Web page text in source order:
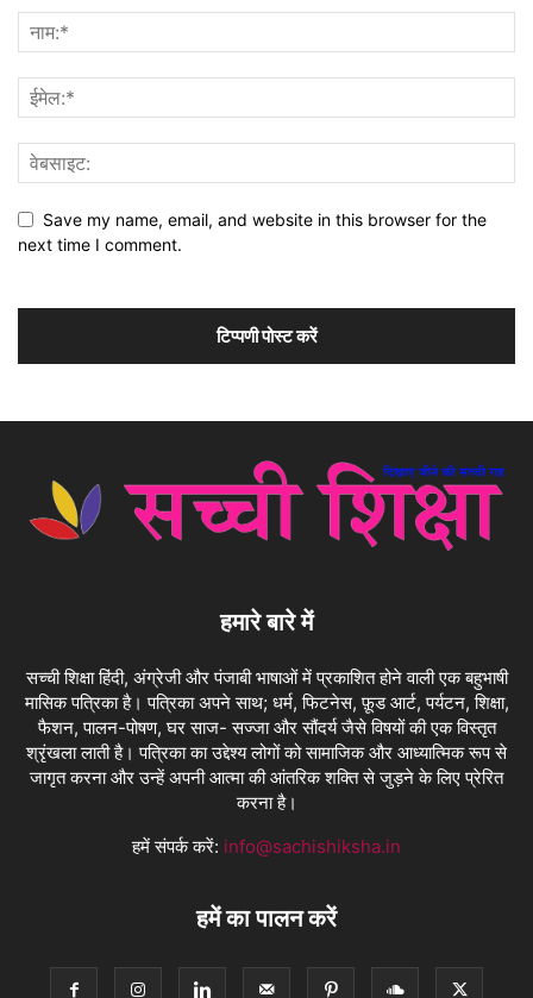
Save my name, email, and website in this browser for the
next time I comment.
हमारे बारे में
सच्ची शिक्षा हिंदी, अंग्रेजी और पंजाबी भाषाओं में प्रकाशित होने वाली एक बहुभाषी
मासिक पत्रिका है। पत्रिका अपने साथ; धर्म, फिटनेस, फ़ूड आर्ट, पर्यटन, शिक्षा,
फैशन, पालन-पोषण, घर साज- सज्जा और सौंदर्य जैसे विषयों की एक विस्तृत
श्रृंखला लाती है। पत्रिका का उद्देश्य लोगों को सामाजिक और आध्यात्मिक रूप से
जागृत करना और उन्हें अपनी आत्मा की आंतरिक शक्ति से जुड़ने के लिए प्रेरित
करना है।
हमें संपर्क करें: info@sachishiksha.in
हमें का पालन करें